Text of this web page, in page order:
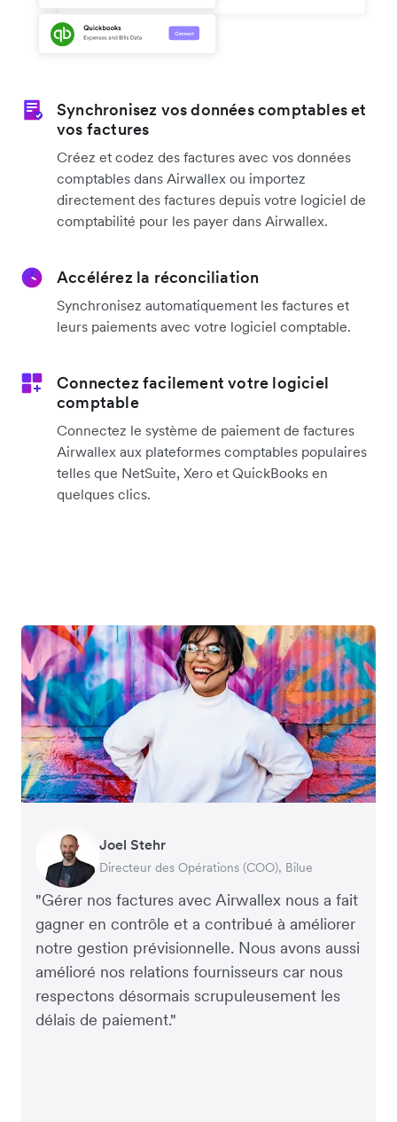
Synchronisez vos données comptables et
vos factures
Créez et codez des factures avec vos données
comptables dans Airwallex ou importez
directement des factures depuis votre logiciel de
comptabilité pour les payer dans Airwallex.
Accélérez la réconciliation
Synchronisez automatiquement les factures et
leurs paiements avec votre logiciel comptable.
Connectez facilement votre logiciel
comptable
Connectez le système de paiement de factures
Airwallex aux plateformes comptables populaires
telles que NetSuite, Xero et QuickBooks en
quelques clics.
"Gérer nos factures avec Airwallex nous a fait
gagner en contrôle et a contribué à améliorer
notre gestion prévisionnelle. Nous avons aussi
amélioré nos relations fournisseurs car nous
respectons désormais scrupuleusement les
délais de paiement."
Joel Stehr
Directeur des Opérations (COO), Bilue
Richard Li
Co-Fondateur & PDG, July
Agence Digitale
Group
Tanya Karolia
Service Paie & Avantages sociaux, Linktree
Rupert
Directeur Général, Perspective Pictures